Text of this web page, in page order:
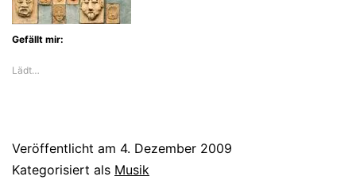
Gefällt mir:
Lädt…
Veröffentlicht am 4. Dezember 2009
Kategorisiert als Musik